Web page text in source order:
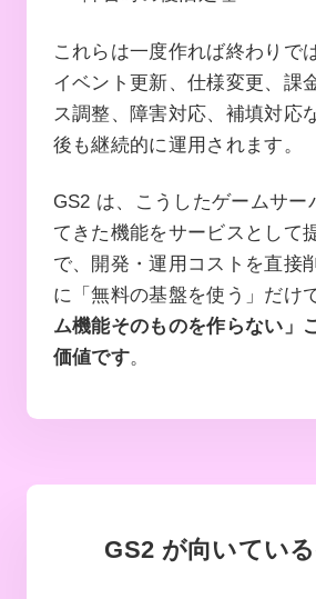
これらは一度作れば終わりで
イベント更新、仕様変更、課
ス調整、障害対応、補填対応
後も継続的に運用されます。
GS2 は、こうしたゲームサー
てきた機能をサービスとして
で、開発・運用コストを直接
に「無料の基盤を使う」だけ
ム機能そのものを作らない」
価値です。
GS2 が向いてい